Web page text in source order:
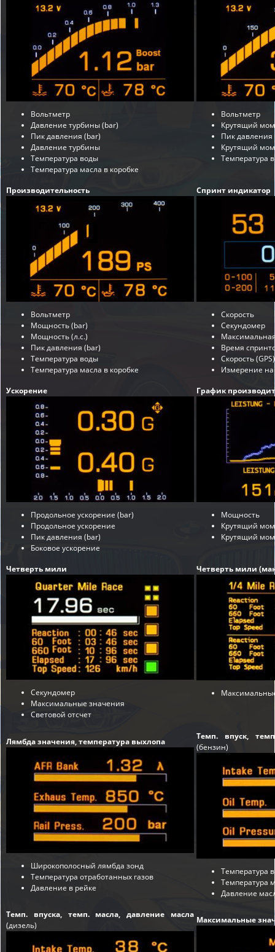
Вольтметр
Давление турбины (bar)
Пик давления (bar)
Давление турбины
Температура воды
Температура масла в коробке
Вольтметр
Крутящий
Пик давления
Крутящий
Температура
Производительность
Вольтметр
Мощность (bar)
Мощность (л.с.)
Пик давления (bar)
Температура воды
Температура масла в коробке
Спринт индикатор
Скорость
Секундомер
Время
Скорость (GPS)
Измерение
Ускорение
Продольное ускорение (bar)
Продольное ускорение
Пик давления (bar)
Боковое ускорение
График
Мощность
Крутящий
Крутящий
Четверть мили
Секундомер
Максимальные значения
Световой отсчет
Четверть мили
Лямбда значения, температура выхлопа
Широкополосный лямбда зонд
Температура отработанных газов
Давление в рейке
Темп. впуск,
(бензин)
Температура
Температура
Давление
Темп. впуска, темп. масла, давление масла
(дизель)
Максимальные